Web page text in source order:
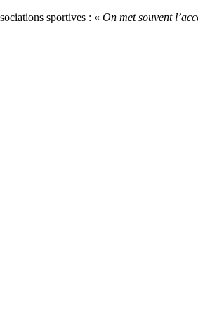
sportives : « On met souvent